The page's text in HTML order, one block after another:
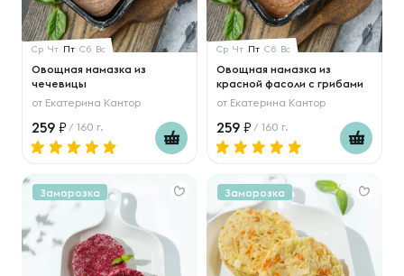
Ср Чт Пт Сб Вс
Овощная намазка из
чечевицы
от Екатерина Кантор
259 / 160 г.
Ср Чт Пт Сб Вс
Овощная намазка из
красной фасоли с грибами
от Екатерина Кантор
259 / 160 г.
Заморозка Заморозка